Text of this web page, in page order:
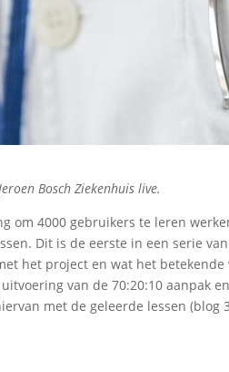
Bosch Ziekenhuis live.
om 4000 gebruikers te leren
Dit is de eerste in een serie
het project en wat het betekende
van de 70:20:10 aanpak
met de geleerde lessen (blog